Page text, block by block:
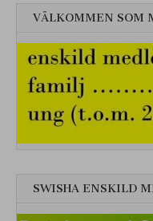
VÄLKOMMEN SOM
SWISHA ENSKILD